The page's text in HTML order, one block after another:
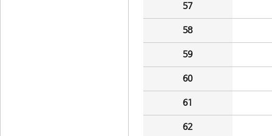
57
58
59
60
61
62